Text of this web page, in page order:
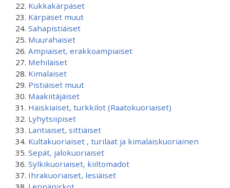
Kukkakärpäset
Kärpäset muut
Sahapistiäiset
Muurahaiset
Ampiaiset, erakkoampiaiset
Mehiläiset
Kimalaiset
Pistiäiset muut
Maakiitäjäiset
Haiskiaiset, turkkilot (Raatokuoriaiset)
Lyhytsiipiset
Lantiaiset, sittiäiset
Kultakuoriaiset , turilaat ja kimalaiskuoriainen
Sepät, jalokuoriaiset
Sylkikuoriaiset, kiiltomadot
Ihrakuoriaiset, lesiäiset